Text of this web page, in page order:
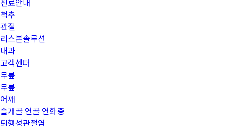
척추
관절
리스본솔루션
내과
고객센터
무릎
무릎
어깨
슬개골 연골 연화증
퇴행성관절염